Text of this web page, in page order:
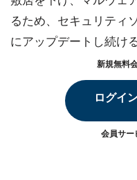
るため、セキュリティ
にアップデートし続け
新規無料
ログイ
会員サー